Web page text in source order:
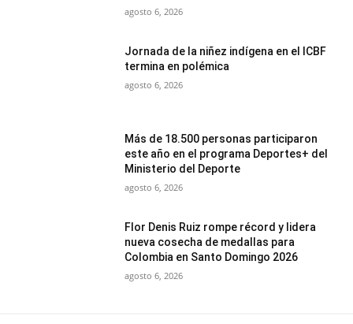
agosto 6, 2026
Jornada de la niñez indígena en el ICBF
termina en polémica
agosto 6, 2026
Más de 18.500 personas participaron
este año en el programa Deportes+ del
Ministerio del Deporte
agosto 6, 2026
Flor Denis Ruiz rompe récord y lidera
nueva cosecha de medallas para
Colombia en Santo Domingo 2026
agosto 6, 2026